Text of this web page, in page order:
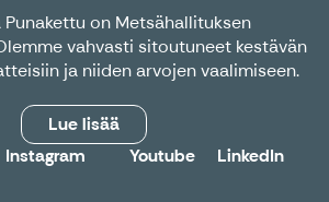
on Metsähallituksen
vahvasti sitoutuneet kestävän
ja niiden arvojen vaalimiseen.
Lue lisää
Instagram Youtube LinkedIn